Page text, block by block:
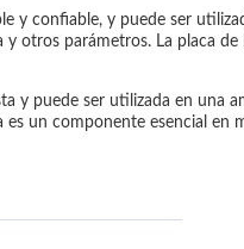
y confiable, y puede ser
otros parámetros. La placa de
y puede ser utilizada en una
un componente esencial en